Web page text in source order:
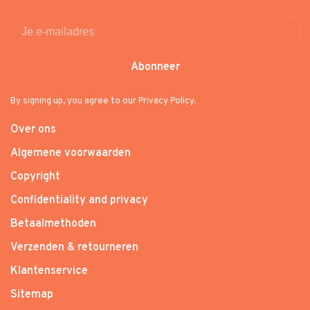
Abonneer
By signing up, you agree to our Privacy Policy.
Over ons
Algemene voorwaarden
Copyright
Confidentiality and privacy
Betaalmethoden
Verzenden & retourneren
Klantenservice
Sitemap